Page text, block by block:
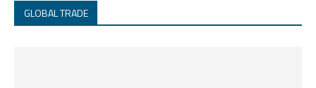
GLOBAL TRADE